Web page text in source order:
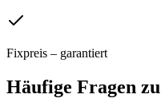
Fixpreis – garantiert
Häufige Fragen zu